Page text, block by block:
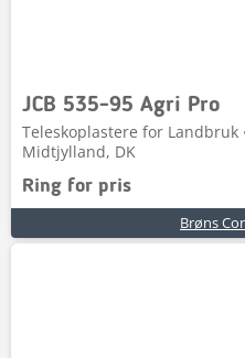
JCB 535-95 Agri Pro
Teleskoplastere for Landbruk
Midtjylland, DK
Ring for pris
Brøns